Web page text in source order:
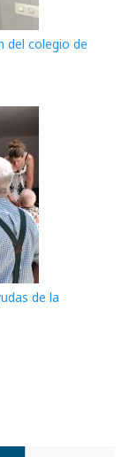
del colegio de
de la